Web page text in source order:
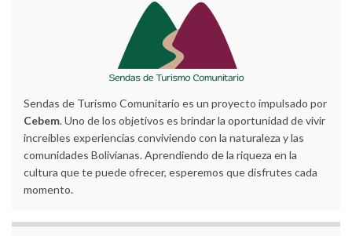
Sendas de Turismo Comunitario es un proyecto impulsado por
Cebem. Uno de los objetivos es brindar la oportunidad de vivir
increíbles experiencias conviviendo con la naturaleza y las
comunidades Bolivianas. Aprendiendo de la riqueza en la
cultura que te puede ofrecer, esperemos que disfrutes cada
momento.